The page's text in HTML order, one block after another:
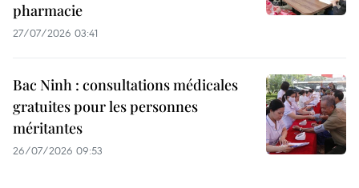
pharmacie
27/07/2026 03:41
Bac Ninh : consultations médicales
gratuites pour les personnes
méritantes
26/07/2026 09:53